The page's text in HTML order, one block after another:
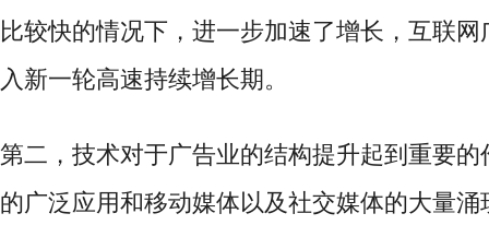
比较快的情况下，进一步加速了增长，互联
入新一轮高速持续增长期。
第二，技术对于广告业的结构提升起到重要的
的广泛应用和移动媒体以及社交媒体的大量